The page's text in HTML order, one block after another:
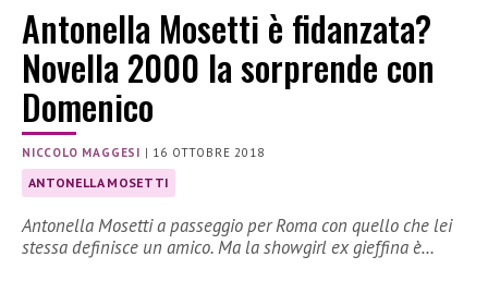
Antonella Mosetti è fidanzata?
Novella 2000 la sorprende con
Domenico
NICCOLO MAGGESI | 16 OTTOBRE 2018
ANTONELLA MOSETTI
Antonella Mosetti a passeggio per Roma con quello che lei
stessa definisce un amico. Ma la showgirl ex gieffina è…